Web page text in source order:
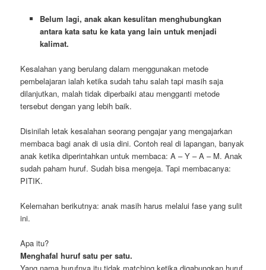
Belum lagi, anak akan kesulitan menghubungkan
antara kata satu ke kata yang lain untuk menjadi
kalimat.
Kesalahan yang berulang dalam menggunakan metode
pembelajaran ialah ketika sudah tahu salah tapi masih saja
dilanjutkan, malah tidak diperbaiki atau mengganti metode
tersebut dengan yang lebih baik.
Disinilah letak kesalahan seorang pengajar yang mengajarkan
membaca bagi anak di usia dini. Contoh real di lapangan, banyak
anak ketika diperintahkan untuk membaca: A – Y – A – M. Anak
sudah paham huruf. Sudah bisa mengeja. Tapi membacanya:
PITIK.
Kelemahan berikutnya: anak masih harus melalui fase yang sulit
ini.
Apa itu?
Menghafal huruf satu per satu.